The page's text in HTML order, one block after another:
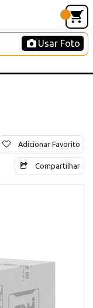
Usar Foto
Adicionar Favorito
Compartilhar